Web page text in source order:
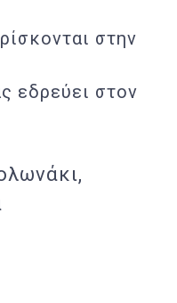
στην
εδρεύει στον